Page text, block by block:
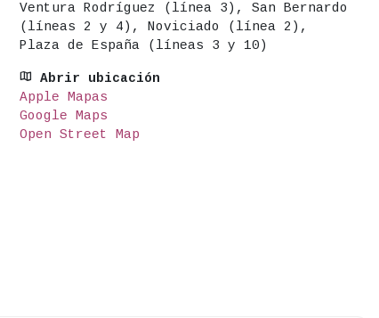
Ventura Rodríguez (línea 3), San Bernardo
(líneas 2 y 4), Noviciado (línea 2),
Plaza de España (líneas 3 y 10)
Abrir ubicación
Apple Mapas
Google Maps
Open Street Map